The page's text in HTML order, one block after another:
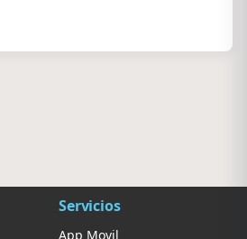
Servicios
App Movil